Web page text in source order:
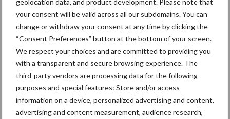
geolocation data, and product development. Please note that
your consent will be valid across all our subdomains. You can
change or withdraw your consent at any time by clicking the
“Consent Preferences” button at the bottom of your screen.
We respect your choices and are committed to providing you
with a transparent and secure browsing experience. The
third-party vendors are processing data for the following
purposes and special features: Store and/or access
information on a device, personalized advertising and content,
advertising and content measurement, audience research,
CBAM – Copa Cogeca uit zorgen
De recente cijfers van de Europese Commissie bevestigen een
aanzienlijke daling van de invoer van stikstofmeststoffen in de EU
(CBAM). In januari 2026 werden slechts ...
Lees meer
6 februari 2026